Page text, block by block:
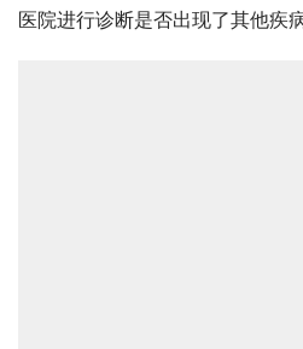
医院进行诊断是否出现了其他疾病